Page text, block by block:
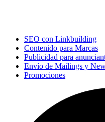
SEO con Linkbuilding
Contenido para Marcas
Publicidad para
Envío de Mailings y
Promociones